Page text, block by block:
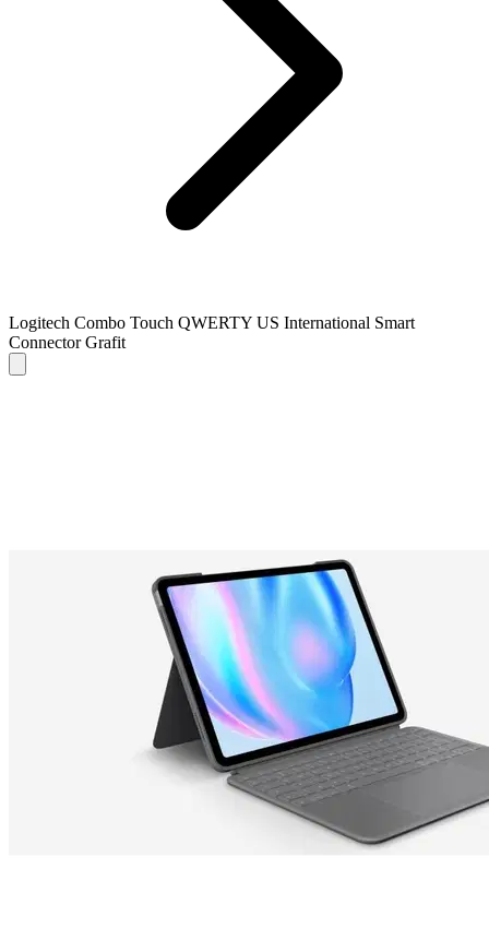
Logitech Combo Touch QWERTY US International Smart
Connector Grafit